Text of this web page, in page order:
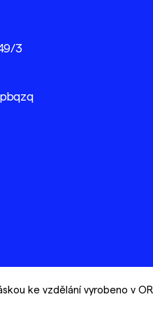
3
ke vzdělání vyrobeno v